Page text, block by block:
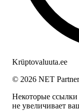
Krüptovaluuta.ee
© 2026 NET
Некоторые
не увеличивает